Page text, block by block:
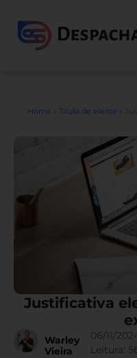
Home Título de eleitor»
Justificativa
Warley
Vieira
06/11/
Leitura: